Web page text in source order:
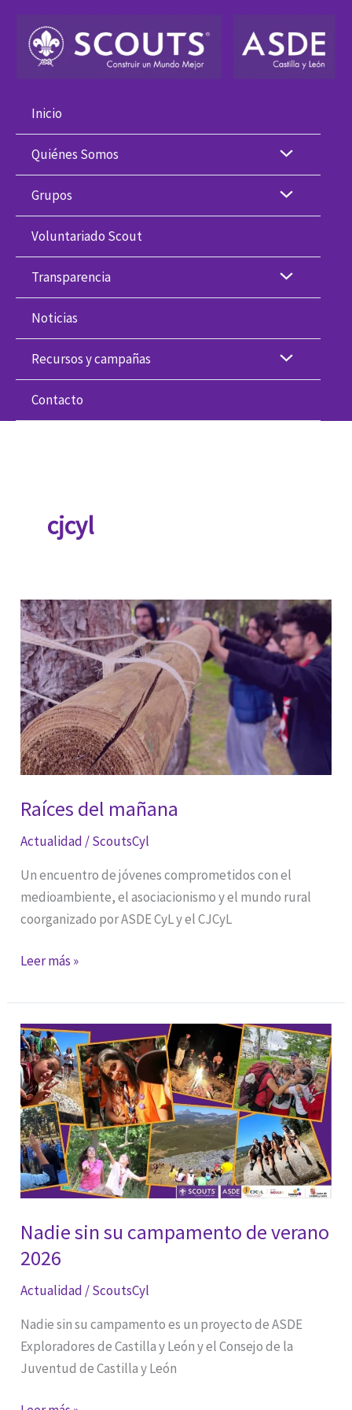
contenido
Inicio
Quiénes Somos
Grupos
Voluntariado Scout
Transparencia
Noticias
Recursos y campañas
Contacto
cjcyl
Raíces del mañana
Actualidad /ScoutsCyl
Un encuentro de jóvenes comprometidos con el
medioambiente, el asociacionismo y el mundo rural
coorganizado por ASDE CyL y el CJCyL
Raíces
mañana
Leer más »
Nadie sin su campamento de verano
2026
Actualidad /ScoutsCyl
Nadie sin su campamento es un proyecto de ASDE
Exploradores de Castilla y León y el Consejo de la
Juventud de Castilla y León